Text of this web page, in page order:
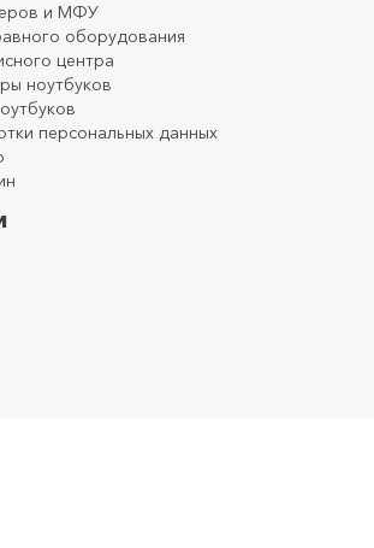
и МФУ
оборудования
центра
ноутбуков
персональных данных